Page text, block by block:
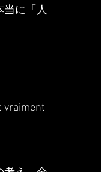
当に「人
vraiment